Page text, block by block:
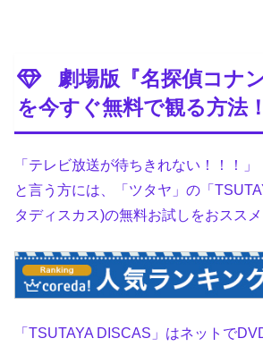
劇場版『名探偵コナ
を今すぐ無料で観る方法！
「テレビ放送が待ちきれない！！！」
と言う方には、「ツタヤ」の「
タディスカス)の無料お試しをおスス
「TSUTAYA DISCAS」はネットで